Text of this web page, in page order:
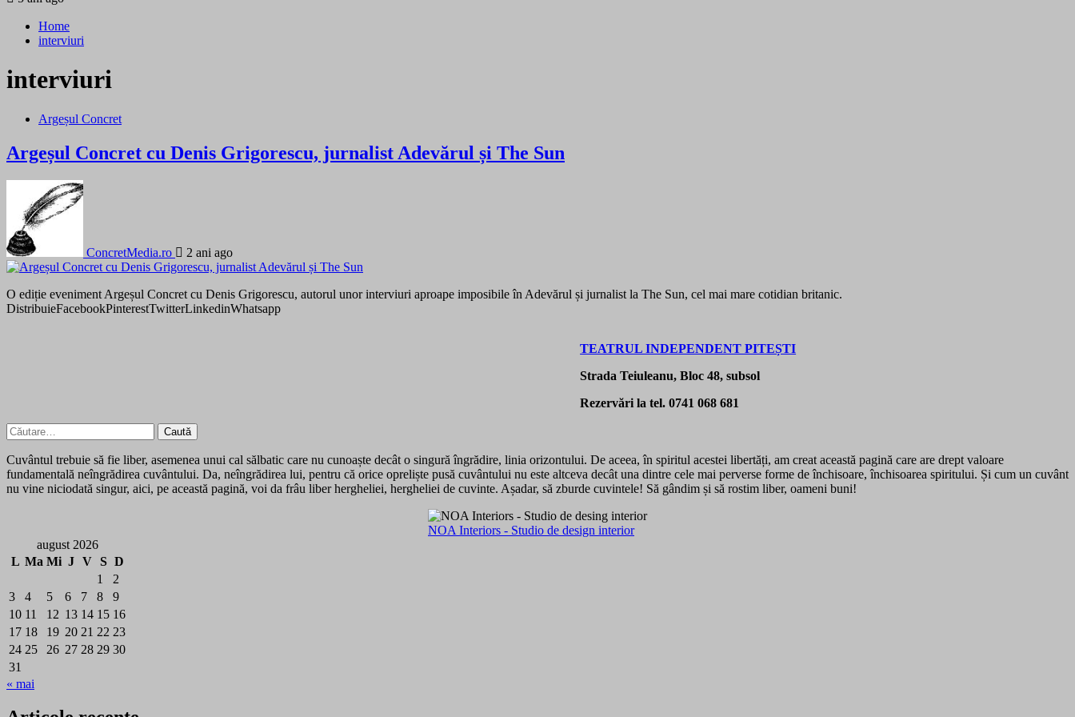
Home
interviuri
interviuri
Argeșul Concret
Argeșul Concret cu Denis Grigorescu, jurnalist Adevărul și The Sun
ConcretMedia.ro 2 ani ago
O ediție eveniment Argeșul Concret cu Denis Grigorescu, autorul unor interviuri aproape imposibile în Adevărul și jurnalist la The Sun, cel mai mare cotidian britanic.
DistribuieFacebookPinterestTwitterLinkedinWhatsapp
TEATRUL INDEPENDENT PITEȘTI
Strada Teiuleanu, Bloc 48, subsol
Rezervări la tel. 0741 068 681
Caută
după:
Cuvântul trebuie să fie liber, asemenea unui cal sălbatic care nu cunoaște decât o singură îngrădire, linia orizontului. De aceea, în spiritul acestei libertăți, am creat această pagină care are drept valoare
fundamentală neîngrădirea cuvântului. Da, neîngrădirea lui, pentru că orice opreliște pusă cuvântului nu este altceva decât una dintre cele mai perverse forme de închisoare, închisoarea spiritului. Și cum un cuvânt
nu vine niciodată singur, aici, pe această pagină, voi da frâu liber hergheliei, hergheliei de cuvinte. Așadar, să zburde cuvintele! Să gândim și să rostim liber, oameni buni!
NOA Interiors - Studio de design interior
august 2026
L Ma Mi J V S D
1
2
3
4 5 6 7 8
9
10 11 12 13 14 15 16
17 18 19 20 21 22 23
24 25 26 27 28 29 30
31
« mai